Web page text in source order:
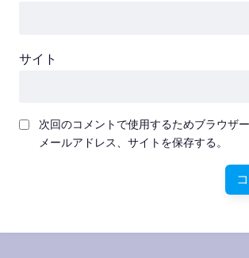
サイト
次回のコメントで使用するためブラウザ
メールアドレス、サイトを保存する。